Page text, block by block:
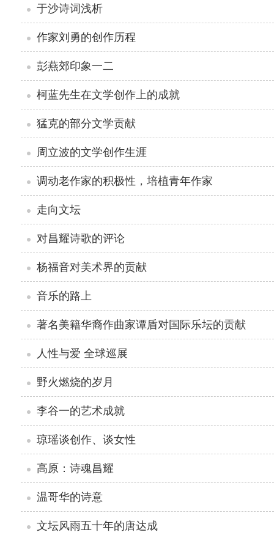
于沙诗词浅析
作家刘勇的创作历程
彭燕郊印象一二
柯蓝先生在文学创作上的成就
猛克的部分文学贡献
周立波的文学创作生涯
调动老作家的积极性，培植青年作家
走向文坛
对昌耀诗歌的评论
杨福音对美术界的贡献
音乐的路上
著名美籍华裔作曲家谭盾对国际乐坛的贡献
人性与爱 全球巡展
野火燃烧的岁月
李谷一的艺术成就
琼瑶谈创作、谈女性
高原：诗魂昌耀
温哥华的诗意
文坛风雨五十年的唐达成